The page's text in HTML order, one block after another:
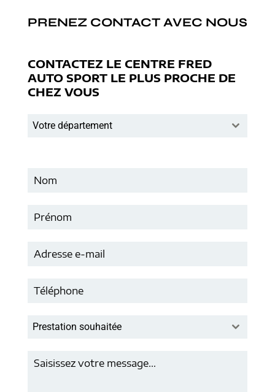
PRENEZ CONTACT AVEC NOUS
CONTACTEZ LE CENTRE FRED
AUTO SPORT LE PLUS PROCHE DE
CHEZ VOUS
Votre département
Prestation souhaitée